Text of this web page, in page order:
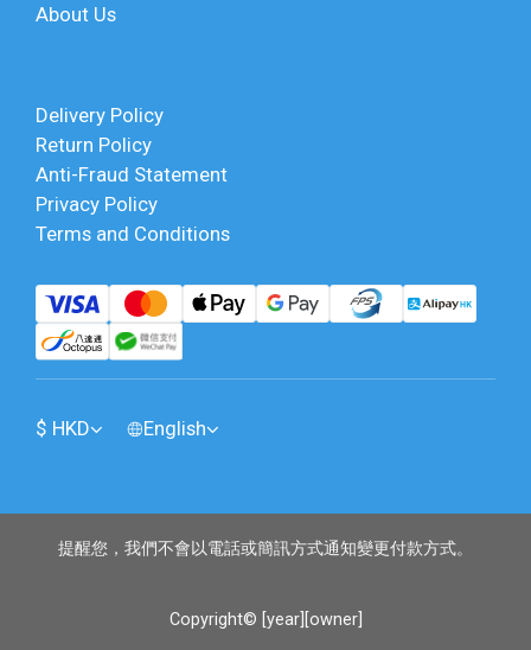
About Us
Delivery Policy
Return Policy
Anti-Fraud Statement
Privacy Policy
Terms and Conditions
$ HKD English
提醒您，我們不會以電話或簡訊方式通知變更付款方式。
Copyright© [year][owner]